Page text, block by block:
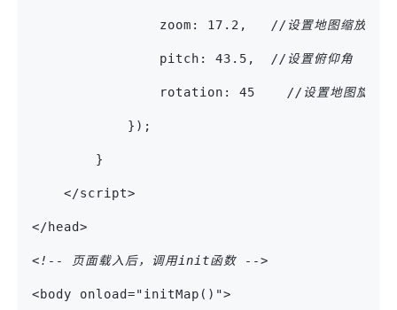
                zoom: 17.2,
//设置地图缩放级别
                pitch: 43.5,
//设置俯仰角
                rotation: 45
//设置地图旋转
            });
        }
    </script>
</head>
<!-- 页面载入后，调用init函数 -->
<body onload="initMap()">